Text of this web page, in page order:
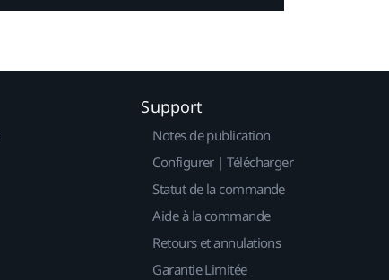
Support
Notes de publication
Configurer | Télécharger
Statut de la commande
Aide à la commande
Retours et annulations
Garantie Limitée